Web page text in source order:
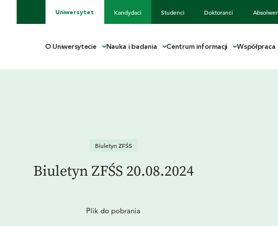
Uniwersytet Kandydaci Studenci Doktoranci
O Uniwersytecie Nauka i badania Centrum informacji Współpraca
Biuletyn ZFŚS
Biuletyn ZFŚS 20.08.2024
Plik do pobrania